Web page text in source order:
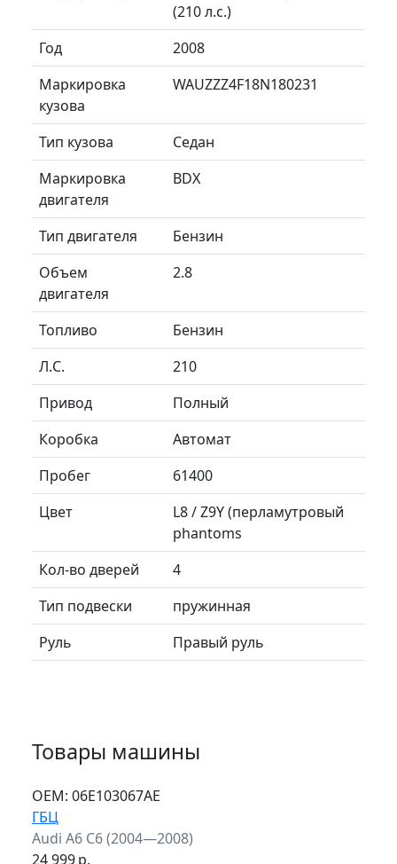
(210 л.с.)
Год
2008
Маркировка
кузова
WAUZZZ4F18N180231
Тип кузова
Седан
Маркировка
двигателя
BDX
Тип двигателя
Бензин
Объем
двигателя
2.8
Топливо
Бензин
Л.C.
210
Привод
Полный
Коробка
Автомат
Пробег
61400
Цвет
L8 / Z9Y (перламутровый
phantoms
Кол-во дверей
4
Тип подвески
пружинная
Руль
Правый руль
Товары машины
ОЕМ: 06E103067AE
ГБЦ
Audi A6 C6 (2004—2008)
24 999р.